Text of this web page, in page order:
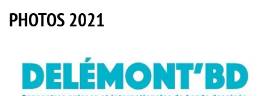
PHOTOS 2021